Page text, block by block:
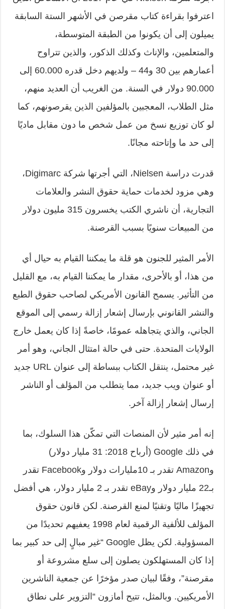
اعترفوا بقراءة كتاب مقرصن في الأشهر الستة السابقة
يميلون إلى أن يكونوا من الطبقة المتوسطة،
والمتعلمين، والإناث وكذلك الذكور، والذين تتراوح
أعمارهم بين 30 و44 – ولديهم دخل قدره 60.000 إلى
90.000 دولار في السنة. من الغريب أن العديد منهم،
مثل الطلاب، المعجبين بالمؤلفين الذين يقرصونهم، كما
لو كان توزيع نسخ من عمل شخص ما دون مقابل ماديًا
إلى حد ما وإتاحته مجانًا.
قدرت دراسة Nielsen، التي أجرتها شركةDigimarc،
وهي مزود لخدمات حماية حقوق النشر والعلامات
التجارية، أن ناشري الكتب يخسرون 315 مليون دولار
من المبيعات سنويًا بسبب القرصنة.
الأمر المثير للجنون هو قلة ما يمكننا القيام به حيال أي
من هذا، أو بالأحرى، مقدار ما يمكننا القيام به، مع القليل
من التأثير. يسمح القانون الأمريكي لصاحب حقوق الطبع
والنشر القانوني بإرسال إشعار إزالة رسمي إلى الموقع
الجاني، والذي يتجاهله عمومًا، خاصةً إذا كان يعمل خارج
الولايات المتحدة. حتى في حالة امتثال الجاني، وهو أمر
غير محتمل، ينتقل الكتاب ببساطة إلى عنوانURL جديد
أو عنوان ويب جديد، مما يتطلب من المؤلف أو الناشر
إرسال إشعار إزالة آخر.
إنه أمر مثير لأن المنصات التي تمكّن هذا السلوك، بما
في ذلكGoogle
(أرباح 2018: 31 مليار دولار)
وAmazon تقدر بـ 10مليارات دولار و Facebook تقدر
بـ22 مليار دولار و
eBay
تقدر بـ 2 مليار دولار، هي أفضل
تجهيزًا ماليًا وتقنيًا لمنع القرصنة. لكن قانون حقوق
المؤلف للألفية الرقمية لعام 1998 يعفيهم تحديدًا من
المسؤولية. لكن يظلGoogle “غير مبالٍ إلى حد كبير بما
إذا كان المستهلكون يصلون إلى سلع مشروعة أو
مقرصنة”، وفقًا لبيان صدر مؤخرًا عن جمعية الناشرين
الأمريكيين. وبالمثل، تتيح أمازون “التزوير على نطاق